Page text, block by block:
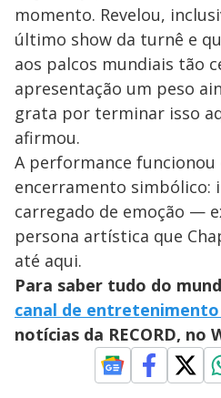
momento. Revelou,
último show da turnê e
aos palcos mundiais tão
apresentação um peso
grata por terminar isso
afirmou.
A performance funcionou
encerramento simbólico:
carregado de emoção —
persona artística que
até aqui.
Para saber tudo do
canal de entretenimento
notícias da RECORD, no